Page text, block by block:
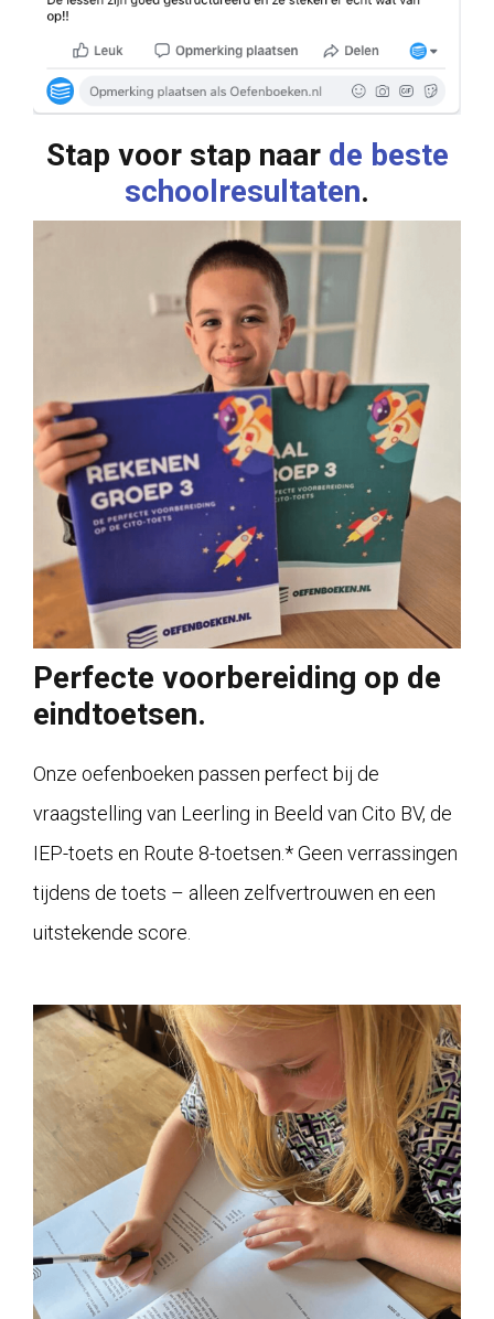
Stap voor stap naar de beste
schoolresultaten.
Perfecte voorbereiding op de
eindtoetsen.
Onze oefenboeken passen perfect bij de
vraagstelling van Leerling in Beeld van Cito BV, de
IEP-toets en Route 8-toetsen.* Geen verrassingen
tijdens de toets – alleen zelfvertrouwen en een
uitstekende score.